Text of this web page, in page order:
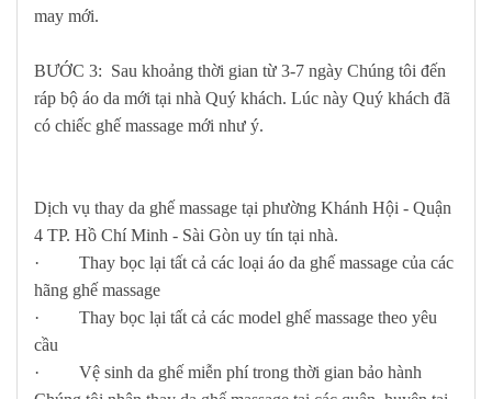
may mới.
BƯỚC 3: Sau khoảng thời gian từ 3-7 ngày Chúng tôi đến
ráp bộ áo da mới tại nhà Quý khách. Lúc này Quý khách đã
có chiếc ghế massage mới như ý.
Dịch vụ thay da ghế massage tại phường Khánh Hội - Quận
4 TP. Hồ Chí Minh - Sài Gòn uy tín tại nhà.
· Thay bọc lại tất cả các loại áo da ghế massage của các
hãng ghế massage
· Thay bọc lại tất cả các model ghế massage theo yêu
cầu
· Vệ sinh da ghế miễn phí trong thời gian bảo hành